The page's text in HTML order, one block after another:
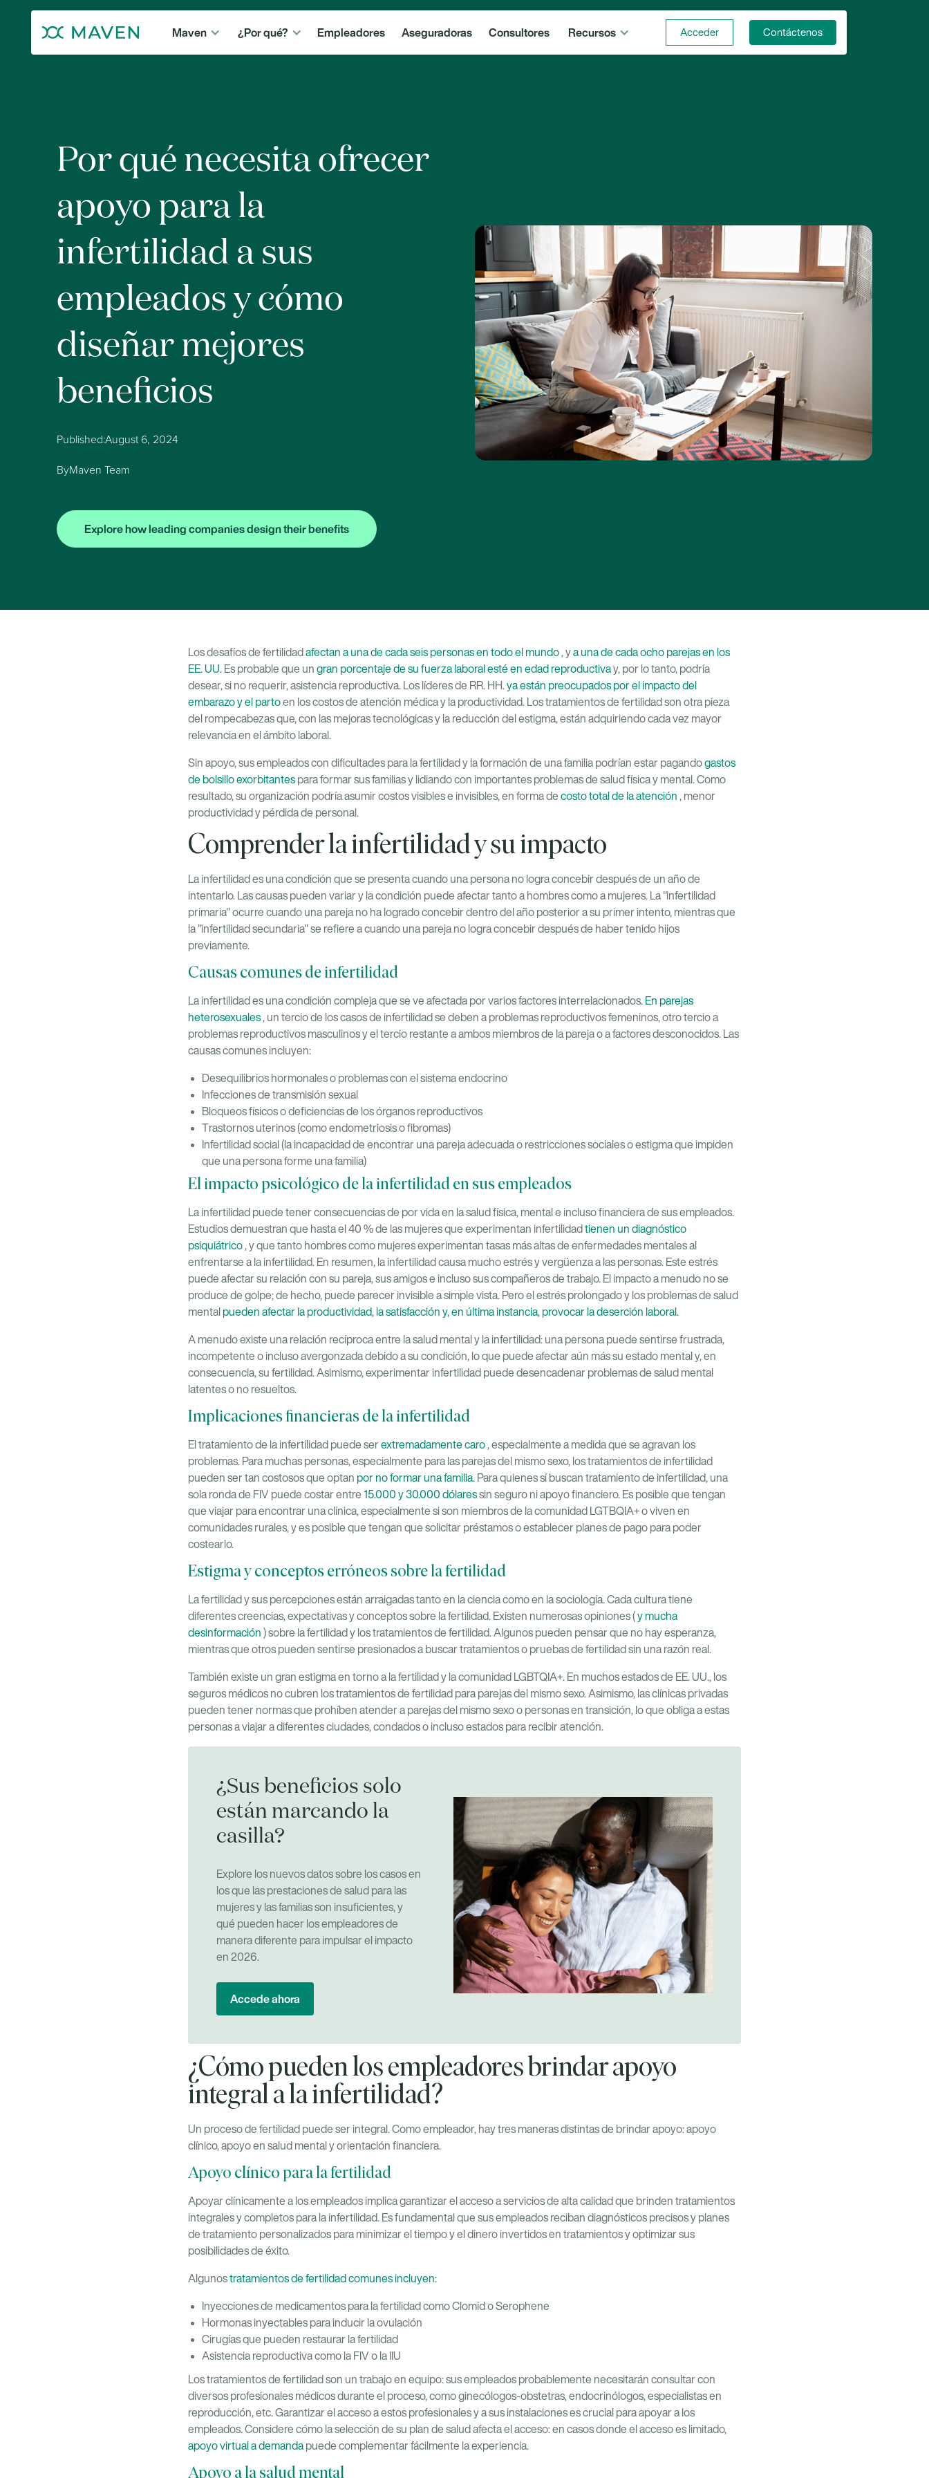
Maven ¿Por qué? Empleadores Aseguradoras Consultores Recursos Acceder Contáctenos
Por qué necesita ofrecer
apoyo para la
infertilidad a sus
empleados y cómo
diseñar mejores
beneficios
Published:August 6, 2024
ByMaven Team
Explore how leading companies design their benefits
Los desafíos de fertilidad afectan a una de cada seis personas en todo el mundo, ya una de cada ocho parejas en los
EE. UU. Es probable que un gran porcentaje de su fuerza laboral esté en edad reproductivay, por lo tanto, podría
desear, si no requerir, asistencia reproductiva. Los líderes de RR. HH.ya están preocupados por el impacto del
embarazo y el partoen los costos de atención médica y la productividad. Los tratamientos de fertilidad son otra pieza
del rompecabezas que, con las mejoras tecnológicas y la reducción del estigma, están adquiriendo cada vez mayor
relevancia en el ámbito laboral.
Sin apoyo, sus empleados con dificultades para la fertilidad y la formación de una familia podrían estar pagandogastos
de bolsillo exorbitantes para formar sus familias y lidiando con importantes problemas de salud física y mental. Como
resultado, su organización podría asumir costos visibles e invisibles, en forma de costo total de la atención , menor
productividad y pérdida de personal.
Comprender la infertilidad y su impacto
La infertilidad es una condición que se presenta cuando una persona no logra concebir después de un año de
intentarlo. Las causas pueden variar y la condición puede afectar tanto a hombres como a mujeres. La "infertilidad
primaria" ocurre cuando una pareja no ha logrado concebir dentro del año posterior a su primer intento, mientras que
la "infertilidad secundaria" se refiere a cuando una pareja no logra concebir después de haber tenido hijos
previamente.
Causas comunes de infertilidad
La infertilidad es una condición compleja que se ve afectada por varios factores interrelacionados. En parejas
heterosexuales, un tercio de los casos de infertilidad se deben a problemas reproductivos femeninos, otro tercio a
problemas reproductivos masculinos y el tercio restante a ambos miembros de la pareja o a factores desconocidos. Las
causas comunes incluyen:
Desequilibrios hormonales o problemas con el sistema endocrino
Infecciones de transmisión sexual
Bloqueos físicos o deficiencias de los órganos reproductivos
Trastornos uterinos (como endometriosis o fibromas)
Infertilidad social (la incapacidad de encontrar una pareja adecuada o restricciones sociales o estigma que impiden
que una persona forme una familia)
El impacto psicológico de la infertilidad en sus empleados
La infertilidad puede tener consecuencias de por vida en la salud física, mental e incluso financiera de sus empleados.
Estudios demuestran que hasta el 40 % de las mujeres que experimentan infertilidad tienen un diagnóstico
psiquiátrico, y que tanto hombres como mujeres experimentan tasas más altas de enfermedades mentales al
enfrentarse a la infertilidad. En resumen, la infertilidad causa mucho estrés y vergüenza a las personas. Este estrés
puede afectar su relación con su pareja, sus amigos e incluso sus compañeros de trabajo. El impacto a menudo no se
produce de golpe; de hecho, puede parecer invisible a simple vista. Pero el estrés prolongado y los problemas de salud
mental pueden afectar la productividad, la satisfacción y, en última instancia, provocar la deserción laboral.
A menudo existe una relación recíproca entre la salud mental y la infertilidad: una persona puede sentirse frustrada,
incompetente o incluso avergonzada debido a su condición, lo que puede afectar aún más su estado mental y, en
consecuencia, su fertilidad. Asimismo, experimentar infertilidad puede desencadenar problemas de salud mental
latentes o no resueltos.
Implicaciones financieras de la infertilidad
El tratamiento de la infertilidad puede serextremadamente caro, especialmente a medida que se agravan los
problemas. Para muchas personas, especialmente para las parejas del mismo sexo, los tratamientos de infertilidad
pueden ser tan costosos que optan por no formar una familia. Para quienes sí buscan tratamiento de infertilidad, una
sola ronda de FIV puede costar entre 15.000 y 30.000 dólaressin seguro ni apoyo financiero. Es posible que tengan
que viajar para encontrar una clínica, especialmente si son miembros de la comunidad LGTBQIA+ o viven en
comunidades rurales, y es posible que tengan que solicitar préstamos o establecer planes de pago para poder
costearlo.
Estigma y conceptos erróneos sobre la fertilidad
La fertilidad y sus percepciones están arraigadas tanto en la ciencia como en la sociología. Cada cultura tiene
diferentes creencias, expectativas y conceptos sobre la fertilidad. Existen numerosas opiniones (y mucha
desinformación ) sobre la fertilidad y los tratamientos de fertilidad. Algunos pueden pensar que no hay esperanza,
mientras que otros pueden sentirse presionados a buscar tratamientos o pruebas de fertilidad sin una razón real.
También existe un gran estigma en torno a la fertilidad y la comunidad LGBTQIA+. En muchos estados de EE. UU., los
seguros médicos no cubren los tratamientos de fertilidad para parejas del mismo sexo. Asimismo, las clínicas privadas
pueden tener normas que prohíben atender a parejas del mismo sexo o personas en transición, lo que obliga a estas
personas a viajar a diferentes ciudades, condados o incluso estados para recibir atención.
¿Sus beneficios solo
están marcando la
casilla?
Explore los nuevos datos sobre los casos en
los que las prestaciones de salud para las
mujeres y las familias son insuficientes, y
qué pueden hacer los empleadores de
manera diferente para impulsar el impacto
en 2026.
Accede ahora
¿Cómo pueden los empleadores brindar apoyo
integral a la infertilidad?
Un proceso de fertilidad puede ser integral. Como empleador, hay tres maneras distintas de brindar apoyo: apoyo
clínico, apoyo en salud mental y orientación financiera.
Apoyo clínico para la fertilidad
Apoyar clínicamente a los empleados implica garantizar el acceso a servicios de alta calidad que brinden tratamientos
integrales y completos para la infertilidad. Es fundamental que sus empleados reciban diagnósticos precisos y planes
de tratamiento personalizados para minimizar el tiempo y el dinero invertidos en tratamientos y optimizar sus
posibilidades de éxito.
Algunostratamientos de fertilidad comunes incluyen:
Inyecciones de medicamentos para la fertilidad como Clomid o Serophene
Hormonas inyectables para inducir la ovulación
Cirugías que pueden restaurar la fertilidad
Asistencia reproductiva como la FIV o la IIU
Los tratamientos de fertilidad son un trabajo en equipo: sus empleados probablemente necesitarán consultar con
diversos profesionales médicos durante el proceso, como ginecólogos-obstetras, endocrinólogos, especialistas en
reproducción, etc. Garantizar el acceso a estos profesionales y a sus instalaciones es crucial para apoyar a los
empleados. Considere cómo la selección de su plan de salud afecta el acceso: en casos donde el acceso es limitado,
apoyo virtual a demanda puede complementar fácilmente la experiencia.
Apoyo a la salud mental